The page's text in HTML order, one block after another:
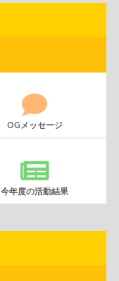
OGメッセージ
今年度の活動結果